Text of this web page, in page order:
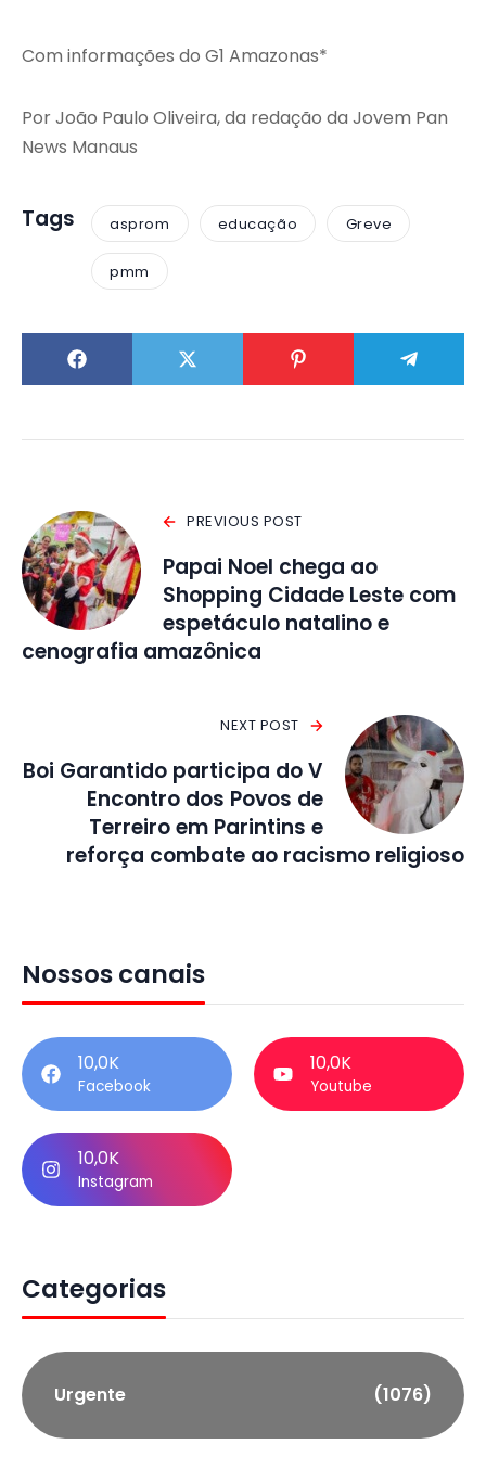
Com informações do G1 Amazonas*
Por João Paulo Oliveira, da redação da Jovem Pan
News Manaus
Tags asprom educação Greve
pmm
PREVIOUS POST
Papai Noel chega ao
Shopping Cidade Leste com
espetáculo natalino e
cenografia amazônica
NEXT POST
Boi Garantido participa do V
Encontro dos Povos de
Terreiro em Parintins e
reforça combate ao racismo religioso
Nossos canais
10,0K
Facebook
10,0K
Youtube
10,0K
Instagram
Categorias
Urgente (1076)